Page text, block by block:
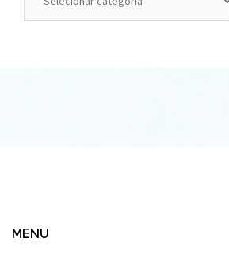
MENU